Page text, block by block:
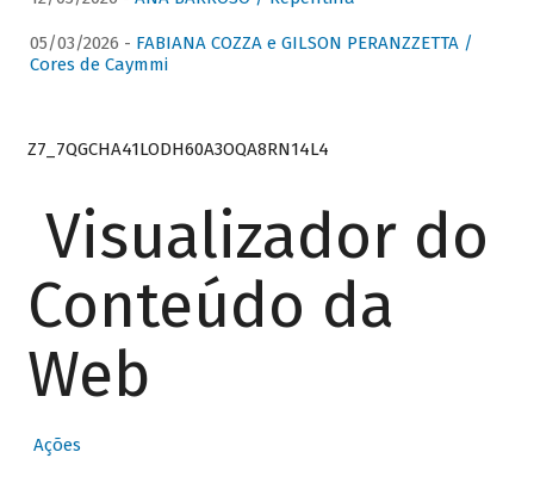
05/03/2026 - FABIANA COZZA e GILSON PERANZZETTA /
Cores de Caymmi
Z7_7QGCHA41LODH60A3OQA8RN14L4
Visualizador do
Conteúdo da
Web
Ações